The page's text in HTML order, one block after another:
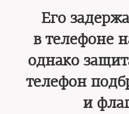
Его
в телефоне
однако
телефон
и